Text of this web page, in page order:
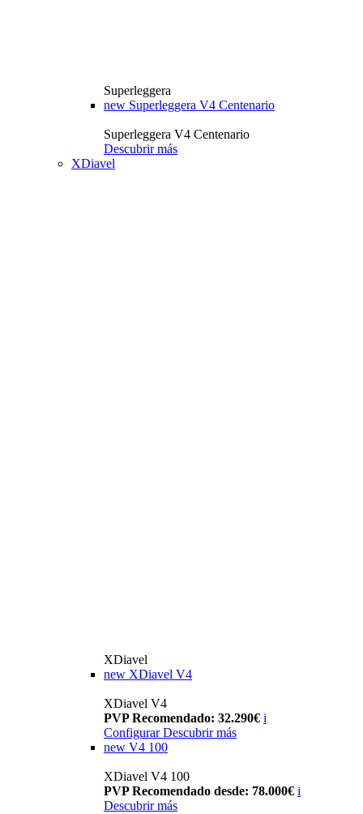
Superleggera
new Superleggera V4 Centenario
Superleggera V4 Centenario
Descubrir más
XDiavel
XDiavel
new XDiavel V4
XDiavel V4
PVP Recomendado: 32.290€ i
Configurar Descubrir más
new V4 100
XDiavel V4 100
PVP Recomendado desde: 78.000€ i
Descubrir más